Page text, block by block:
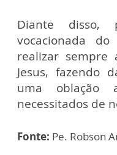
Diante disso,
vocacionada
realizar sempre
Jesus, fazendo
uma
necessitados de
Fonte: Pe. Robson